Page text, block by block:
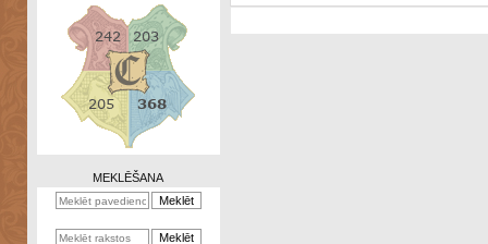
Zināšanu
MEKLĒŠANA